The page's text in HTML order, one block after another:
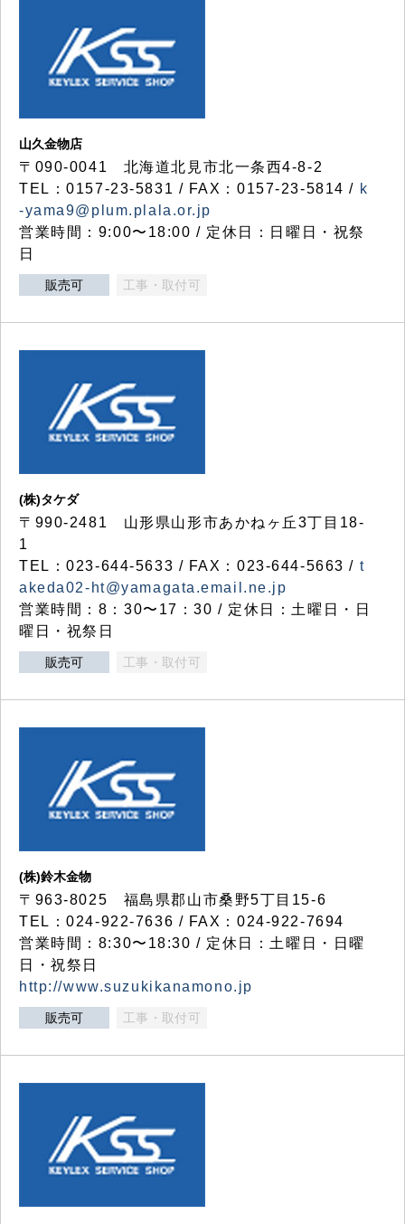
山久金物店
〒090-0041 北海道北見市北一条西4-8-2
TEL：0157-23-5831 / FAX：0157-23-5814 / k
-yama9@plum.plala.or.jp
営業時間：9:00〜18:00 / 定休日：日曜日・祝祭
日
販売可 工事・取付可
(株)タケダ
〒990-2481 山形県山形市あかねヶ丘3丁目18-
1
TEL：023-644-5633 / FAX：023-644-5663 / t
akeda02-ht@yamagata.email.ne.jp
営業時間：8：30〜17：30 / 定休日：土曜日・日
曜日・祝祭日
販売可 工事・取付可
(株)鈴木金物
〒963-8025 福島県郡山市桑野5丁目15-6
TEL：024-922-7636 / FAX：024-922-7694
営業時間：8:30〜18:30 / 定休日：土曜日・日曜
日・祝祭日
http://www.suzukikanamono.jp
販売可 工事・取付可